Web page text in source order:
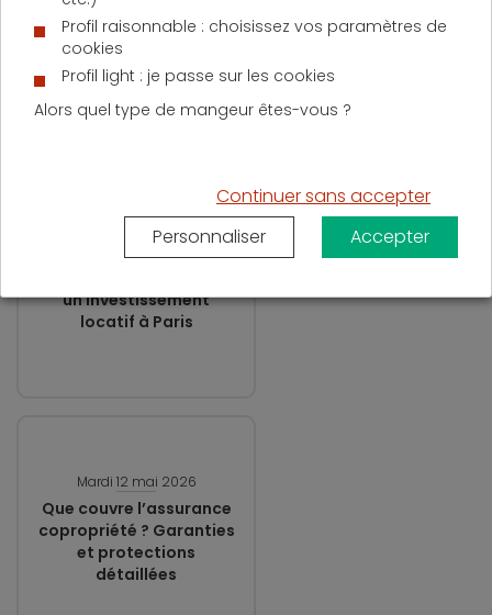
août 2025
D'AUTRES ACTUALITÉS SUR
Lundi 1 juin 2026
Les 5 critères à
un investissement
locatif à Paris
Mardi 12 mai 2026
Que couvre l’assurance
copropriété ? Garanties
et protections
détaillées
Profil raisonnable : choisissez vos paramètres de
cookies
Profil light : je passe sur les cookies
Alors quel type de mangeur êtes-vous ?
Continuer sans accepter
Personnaliser
Accepter